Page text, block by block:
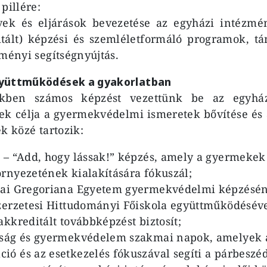
pillére:
és eljárások bevezetése az egyházi
képzési és szemléletformáló programok,
segítségnyújtás.
a gyakorlatban
számos képzést vezettünk be az
célja a gyermekvédelmi ismeretek bővítése
közé tartozik:
“Add, hogy lássak!” képzés, amely a
kialakítására fókuszál;
Gregoriana Egyetem gyermekvédelmi
Hittudományi Főiskola
továbbképzést biztosít;
és gyermekvédelem szakmai napok, amelyek
és az esetkezelés fókuszával segíti a